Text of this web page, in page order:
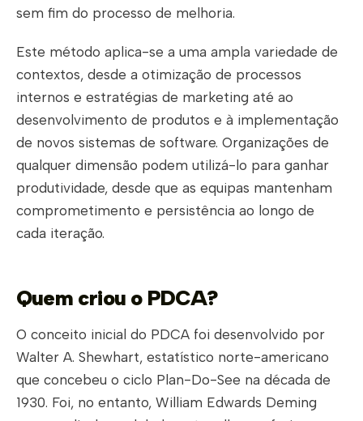
sem fim do processo de melhoria.
Este método aplica-se a uma ampla variedade de
contextos, desde a otimização de processos
internos e estratégias de marketing até ao
desenvolvimento de produtos e à implementação
de novos sistemas de software. Organizações de
qualquer dimensão podem utilizá-lo para ganhar
produtividade, desde que as equipas mantenham
comprometimento e persistência ao longo de
cada iteração.
Quem criou o PDCA?
O conceito inicial do PDCA foi desenvolvido por
Walter A. Shewhart, estatístico norte-americano
que concebeu o ciclo Plan-Do-See na década de
1930. Foi, no entanto, William Edwards Deming